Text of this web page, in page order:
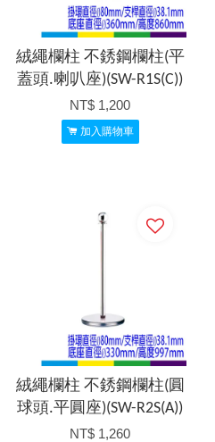
絨繩欄柱 不銹鋼欄柱(平
蓋頭.喇叭座)(SW-R1S(C))
NT$ 1,200
加入購物車
絨繩欄柱 不銹鋼欄柱(圓
球頭.平圓座)(SW-R2S(A))
NT$ 1,260